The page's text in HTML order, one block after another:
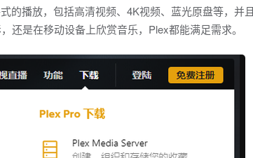
的播放，包括高清视频、4K视频、蓝光原盘等，并
还是在移动设备上欣赏音乐，Plex都能满足需求。